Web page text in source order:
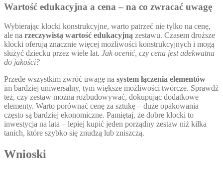
Wartość edukacyjna a cena – na co zwracać uwagę
Wybierając klocki konstrukcyjne, warto patrzeć nie tylko na cenę,
ale na rzeczywistą wartość edukacyjną zestawu. Czasem droższe
klocki oferują znacznie więcej możliwości konstrukcyjnych i mogą
służyć dziecku przez wiele lat. Jak ocenić, czy cena jest adekwatna
do jakości?
Przede wszystkim zwróć uwagę na system łączenia elementów –
im bardziej uniwersalny, tym większe możliwości twórcze. Sprawdź
też, czy zestaw można rozbudowywać, dokupując dodatkowe
elementy. Warto porównać cenę za sztukę – duże opakowania
często są bardziej ekonomiczne. Pamiętaj, że dobre klocki to
inwestycja na lata – lepiej kupić jeden porządny zestaw niż kilka
tanich, które szybko się znudzą lub zniszczą.
Wnioski